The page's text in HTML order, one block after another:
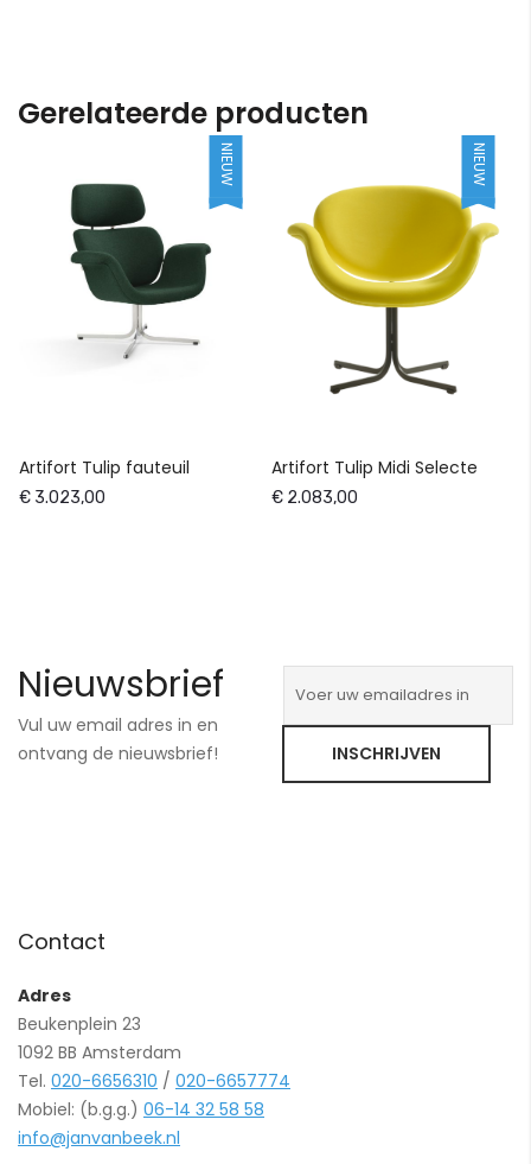
Gerelateerde producten
NIEUW
Artifort Tulip fauteuil
€ 3.023,00
NIEUW
Artifort Tulip Midi Selecte
€ 2.083,00
Nieuwsbrief
Vul uw email adres in en
ontvang de nieuwsbrief!
INSCHRIJVEN
Contact
Adres
Beukenplein 23
1092 BB Amsterdam
Tel. 020-6656310 / 020-6657774
Mobiel: (b.g.g.) 06-14 32 58 58
info@janvanbeek.nl